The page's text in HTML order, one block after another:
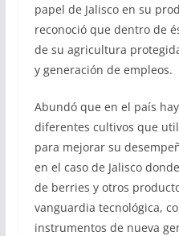
papel de Jalisco en su
reconoció que dentro de
de su agricultura
y generación de empleos.
Abundó que en el país
diferentes cultivos que
para mejorar su
en el caso de Jalisco
de berries y otros
vanguardia tecnológica,
instrumentos de nueva